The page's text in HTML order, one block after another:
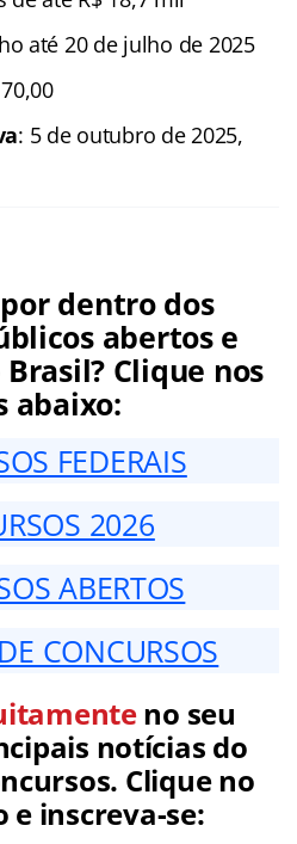
até 20 de julho de 2025
: 5 de outubro de 2025,
dentro dos
abertos e
Clique nos
abaixo:
FEDERAIS
2026
ABERTOS
CONCURSOS
no seu
notícias do
Clique no
e inscreva-se: